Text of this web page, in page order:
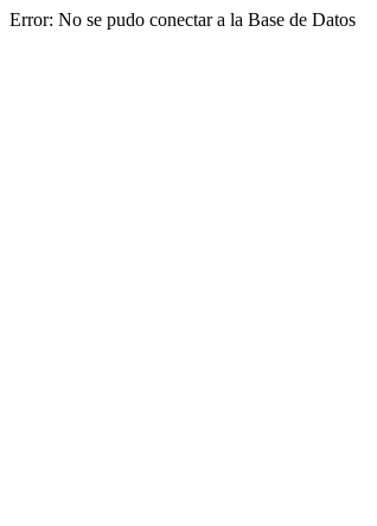
Error: No se pudo conectar a la Base de Datos